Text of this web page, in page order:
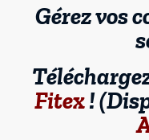
Gérez vos
Fitex!